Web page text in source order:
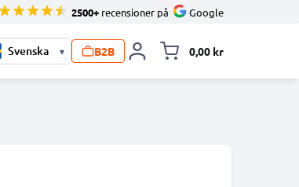
2500+ recensioner på Google
▾ B2B 0,00 kr